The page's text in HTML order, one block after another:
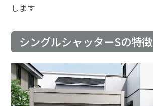
します
シングルシャッターSの特徴